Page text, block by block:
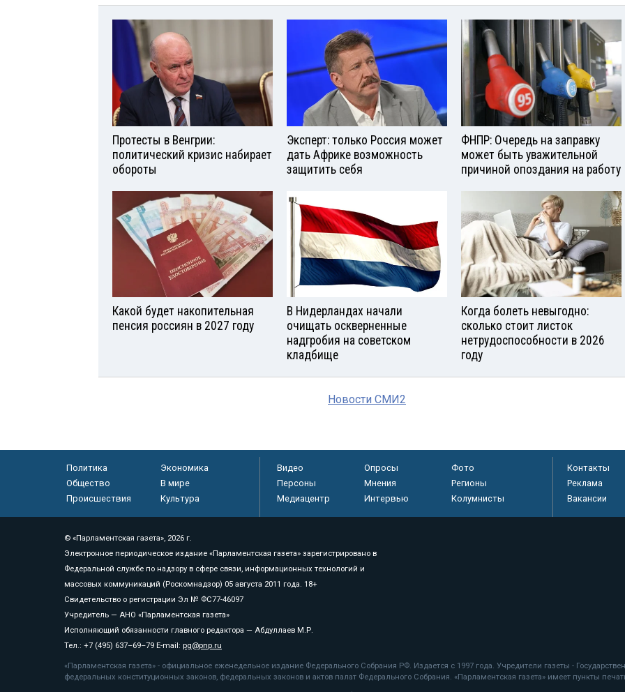
Протесты в Венгрии:
политический кризис набирает
обороты
Эксперт: только Россия может
дать Африке возможность
защитить себя
ФНПР: Очередь на заправку
может быть уважительной
причиной опоздания на работу
Какой будет накопительная
пенсия россиян в 2027 году
В Нидерландах начали
очищать оскверненные
надгробия на советском
кладбище
Когда болеть невыгодно:
сколько стоит листок
нетрудоспособности в 2026
году
Новости СМИ2
Политика
Экономика
Общество
В мире
Происшествия
Культура
Видео Опросы
Фото
Персоны
Мнения
Регионы
Медиацентр
Интервью Колумнисты
Контакты
Реклама
Вакансии
© «Парламентская газета», 2026 г.
Электронное периодическое издание «Парламентская газета» зарегистрировано в
Федеральной службе по надзору в сфере связи, информационных технологий и
массовых коммуникаций (Роскомнадзор) 05 августа 2011 года. 18+
Свидетельство о регистрации Эл № ФС77-46097
Учредитель — АНО «Парламентская газета»
Исполняющий обязанности главного редактора — Абдуллаев М.Р.
Тел.: +7 (495) 637–69–79 E-mail: pg@pnp.ru
«Парламентская газета» - официальное еженедельное издание Федерального Собрания РФ. Издается с 1997 года. Учредители газеты -
федеральных конституционных законов, федеральных законов и актов палат Федерального Собрания. «Парламентская газета» имеет пункты